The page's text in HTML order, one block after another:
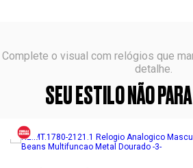
Complete o visual com relógios que
detalhe.
SEU ESTILO NÃO